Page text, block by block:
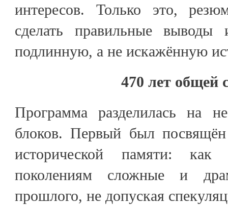
интересов. Только это,
сделать правильные выводы
подлинную, а не искажённую
470 лет общей
Программа разделилась на
блоков. Первый был посвящён
исторической памяти: как
поколениям сложные и
прошлого, не допуская